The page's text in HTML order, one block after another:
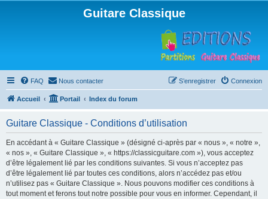
Guitare Classique
FAQ Nous contacter Connexion
S’enregistrer
Accueil Portail Index du forum
Guitare Classique - Conditions d’utilisation
En accédant à « Guitare Classique » (désigné ci-après par « nous », « notre »,
« nos », « Guitare Classique », « https://classicguitare.com »), vous acceptez
d’être légalement lié par les conditions suivantes. Si vous n’acceptez pas
d’être légalement lié par toutes ces conditions, alors n’accédez pas et/ou
n’utilisez pas « Guitare Classique ». Nous pouvons modifier ces conditions à
tout moment et ferons tout notre possible pour vous en informer. Cependant, il